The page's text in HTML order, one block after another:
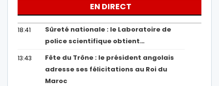
EN DIRECT
18:41
Sûreté nationale : le Laboratoire de
police scientifique obtient…
13:43
Fête du Trône : le président angolais
adresse ses félicitations au Roi du
Maroc